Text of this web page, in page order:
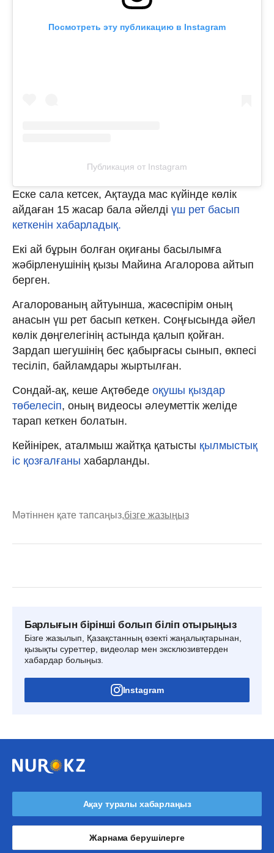
Посмотреть эту публикацию в Instagram
Публикация от Instagram
Еске сала кетсек, Ақтауда мас күйінде көлік
айдаған 15 жасар бала әйелді үш рет басып
кеткенін хабарладық.
Екі ай бұрын болған оқиғаны басылымға
жәбірленушінің қызы Майина Агалорова айтып
берген.
Агалорованың айтуынша, жасөспірім оның
анасын үш рет басып кеткен. Соңғысында әйел
көлік дөңгелегінің астында қалып қойған.
Зардап шегушінің бес қабырғасы сынып, өкпесі
тесіліп, байламдары жыртылған.
Сондай-ақ, кеше Ақтөбеде оқушы қыздар
төбелесіп, оның видеосы әлеуметтік желіде
тарап кеткен болатын.
Кейінірек, аталмыш жайтқа қатысты қылмыстық
іс қозғалғаны хабарланды.
Мәтіннен қате тапсаңыз,бізге жазыңыз
Барлығын бірінші болып біліп отырыңыз
Бізге жазылып, Қазақстанның өзекті жаңалықтарынан,
қызықты суреттер, видеолар мен эксклюзивтерден
хабардар болыңыз.
Instagram
Ақау туралы хабарлаңыз
Жарнама берушілерге